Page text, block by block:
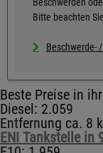
Bitte beachten
Beschwerde-
Beste Preise in
Diesel: 2.059
Entfernung ca. 8
ENI Tankstelle in